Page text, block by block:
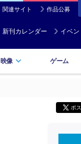
関連サイト 作品公募
新刊カレンダー イベン
映像 ゲーム
ポ